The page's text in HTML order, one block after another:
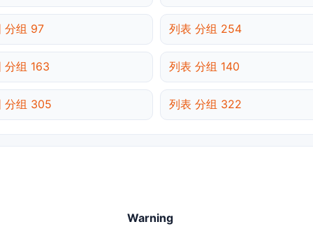
分组 97 列表 分组 254
分组 163 列表 分组 140
分组 305 列表 分组 322
Warning